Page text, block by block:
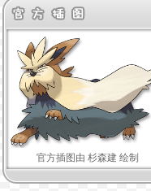
官方插图由 杉森建 绘制